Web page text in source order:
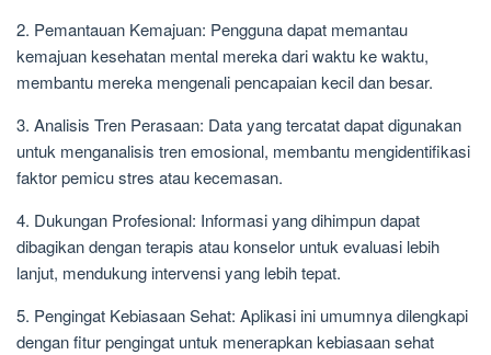
2. Pemantauan Kemajuan: Pengguna dapat memantau
kemajuan kesehatan mental mereka dari waktu ke waktu,
membantu mereka mengenali pencapaian kecil dan besar.
3. Analisis Tren Perasaan: Data yang tercatat dapat digunakan
untuk menganalisis tren emosional, membantu mengidentifikasi
faktor pemicu stres atau kecemasan.
4. Dukungan Profesional: Informasi yang dihimpun dapat
dibagikan dengan terapis atau konselor untuk evaluasi lebih
lanjut, mendukung intervensi yang lebih tepat.
5. Pengingat Kebiasaan Sehat: Aplikasi ini umumnya dilengkapi
dengan fitur pengingat untuk menerapkan kebiasaan sehat